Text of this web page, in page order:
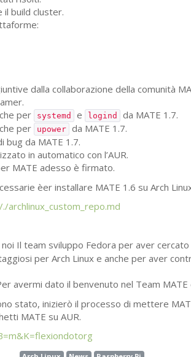
build cluster.
dalla collaborazione della comunità
per
systemd e logind da MATE 1.7.
per
upower da MATE 1.7.
bug da MATE 1.7.
in automatico con l’AUR.
MATE adesso è firmato.
èer installare MATE 1.6 su Arch
Il team sviluppo Fedora per aver cercato
per Arch Linux e anche per aver
avermi dato il benvenuto nel Team MATE
stato, inizierò il processo di mettere
MATE su AUR.